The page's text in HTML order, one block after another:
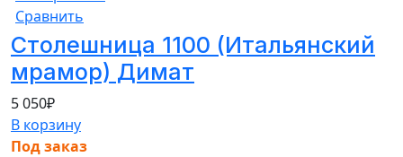
Сравнить
Столешница 1100 (Итальянский
мрамор) Димат
5 050₽
В корзину
Под заказ